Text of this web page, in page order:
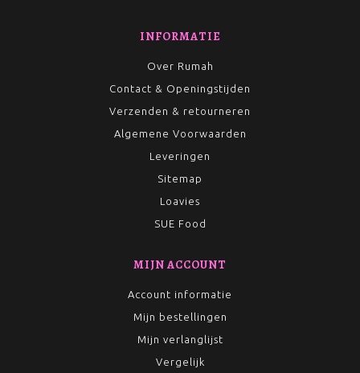
INFORMATIE
Over Rumah
Contact & Openingstijden
Verzenden & retourneren
Algemene Voorwaarden
Leveringen
Sitemap
Loavies
SUE Food
MIJN ACCOUNT
Account informatie
Mijn bestellingen
Mijn verlanglijst
Vergelijk